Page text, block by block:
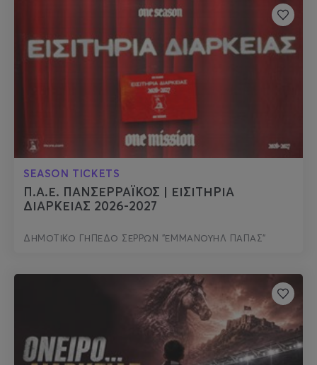
SEASON TICKETS
Π.Α.Ε. ΠΑΝΣΕΡΡΑΪΚΟΣ | ΕΙΣΙΤΗΡΙΑ
ΔΙΑΡΚΕΙΑΣ 2026-2027
ΔΗΜΟΤΙΚΟ ΓΗΠΕΔΟ ΣΕΡΡΩΝ "ΕΜΜΑΝΟΥΗΛ ΠΑΠΑΣ"